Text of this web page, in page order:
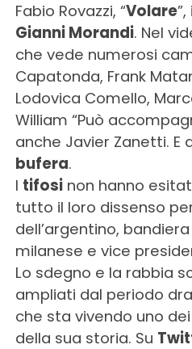
Fabio Rovazzi, “Volare
Gianni Morandi. Nel
che vede numerosi
Capatonda, Frank
Lodovica Comello,
William “Può
anche Javier Zanetti. E
bufera.
I tifosinon hanno
tutto il loro dissenso
dell’argentino,
milanese e vice
Lo sdegno e la rabbia
ampliati dal periodo
che sta vivendo uno
della sua storia. Su